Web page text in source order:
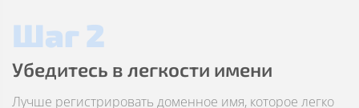
Шаг 2
Убедитесь в легкости имени
Лучше регистрировать доменное имя, которое легко